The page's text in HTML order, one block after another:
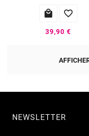
 
39,90 €
NEWSLETTER